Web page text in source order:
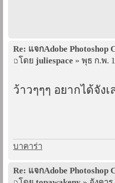
Re: แจกAdobe Photoshop
โดย juliespace » พุธ ก.พ.
ว้าวๆๆๆ อยากได้จัง
บาคาร่า
Re: แจกAdobe Photoshop